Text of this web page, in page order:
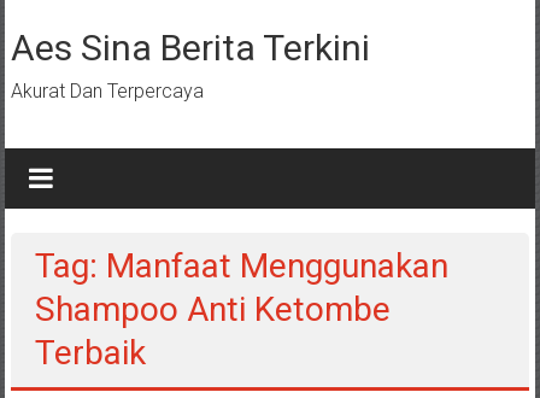
ke
konten
Aes Sina Berita Terkini
Akurat Dan Terpercaya
Tag: Manfaat Menggunakan
Shampoo Anti Ketombe
Terbaik